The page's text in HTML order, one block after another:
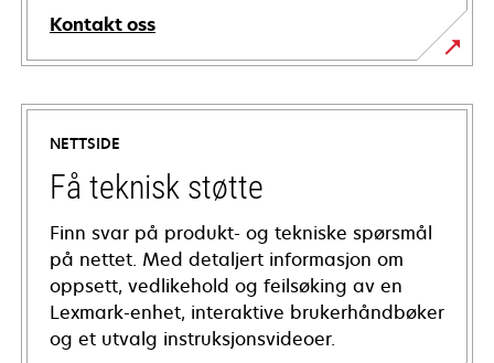
Kontakt oss
NETTSIDE
Få teknisk støtte
Finn svar på produkt- og tekniske spørsmål
på nettet. Med detaljert informasjon om
oppsett, vedlikehold og feilsøking av en
Lexmark-enhet, interaktive brukerhåndbøker
og et utvalg instruksjonsvideoer.